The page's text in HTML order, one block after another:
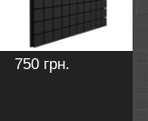
750 грн.